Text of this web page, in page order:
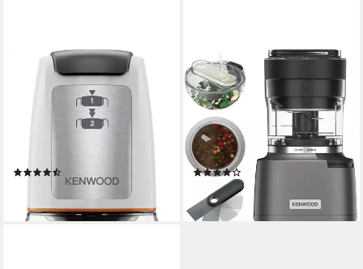
KENWOOD
Zerkleinerer Easy Chop
CHP61.100WH
Leistung
ab 43,24 €
lieferbar - in 2-3 Werktagen bei dir
KENWOOD
Zerkleinerer DuoPrep 2-in-1
CHP80.000SI
800 W Leistung
0,5 l Kapazität
Edelstahl Material Messer
(4)
ab 69,16 €
lieferbar - in 2-3 Werktagen bei dir